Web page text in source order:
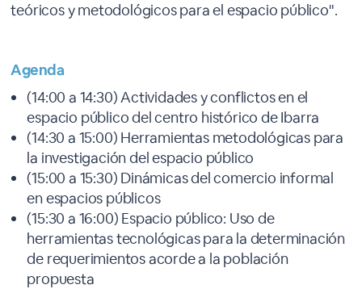
teóricos y metodológicos para el espacio público".
Agenda
(14:00 a 14:30) Actividades y conflictos en el
espacio público del centro histórico de Ibarra
(14:30 a 15:00) Herramientas metodológicas para
la investigación del espacio público
(15:00 a 15:30) Dinámicas del comercio informal
en espacios públicos
(15:30 a 16:00) Espacio público: Uso de
herramientas tecnológicas para la determinación
de requerimientos acorde a la población
propuesta